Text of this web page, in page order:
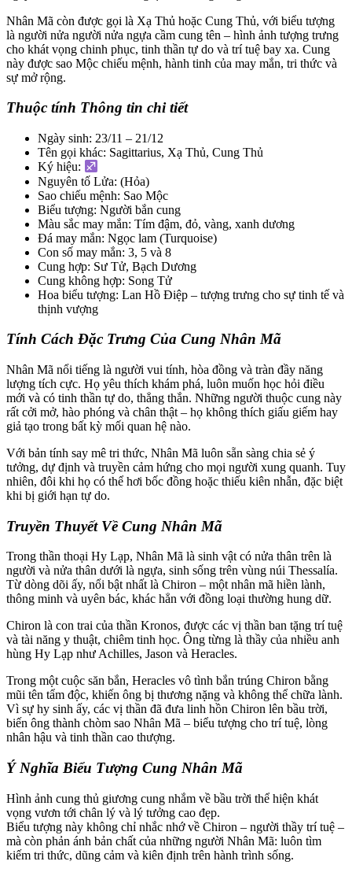
Nhân Mã còn được gọi là Xạ Thủ hoặc Cung Thủ, với biểu tượng
là người nửa người nửa ngựa cầm cung tên – hình ảnh tượng trưng
cho khát vọng chinh phục, tinh thần tự do và trí tuệ bay xa. Cung
này được sao Mộc chiếu mệnh, hành tinh của may mắn, tri thức và
sự mở rộng.
Thuộc tính Thông tin chi tiết
Ngày sinh: 23/11 – 21/12
Tên gọi khác: Sagittarius, Xạ Thủ, Cung Thủ
Ký hiệu:
Nguyên tố Lửa: (Hỏa)
Sao chiếu mệnh: Sao Mộc
Biểu tượng: Người bắn cung
Màu sắc may mắn: Tím đậm, đỏ, vàng, xanh dương
Đá may mắn: Ngọc lam (Turquoise)
Con số may mắn: 3, 5 và 8
Cung hợp: Sư Tử, Bạch Dương
Cung không hợp: Song Tử
Hoa biểu tượng: Lan Hồ Điệp – tượng trưng cho sự tinh tế và
thịnh vượng
Tính Cách Đặc Trưng Của Cung Nhân Mã
Nhân Mã nổi tiếng là người vui tính, hòa đồng và tràn đầy năng
lượng tích cực. Họ yêu thích khám phá, luôn muốn học hỏi điều
mới và có tinh thần tự do, thẳng thắn. Những người thuộc cung này
rất cởi mở, hào phóng và chân thật – họ không thích giấu giếm hay
giả tạo trong bất kỳ mối quan hệ nào.
Với bản tính say mê tri thức, Nhân Mã luôn sẵn sàng chia sẻ ý
tưởng, dự định và truyền cảm hứng cho mọi người xung quanh. Tuy
nhiên, đôi khi họ có thể hơi bốc đồng hoặc thiếu kiên nhẫn, đặc biệt
khi bị giới hạn tự do.
Truyền Thuyết Về Cung Nhân Mã
Trong thần thoại Hy Lạp, Nhân Mã là sinh vật có nửa thân trên là
người và nửa thân dưới là ngựa, sinh sống trên vùng núi Thessalía.
Từ dòng dõi ấy, nổi bật nhất là Chiron – một nhân mã hiền lành,
thông minh và uyên bác, khác hẳn với đồng loại thường hung dữ.
Chiron là con trai của thần Kronos, được các vị thần ban tặng trí tuệ
và tài năng y thuật, chiêm tinh học. Ông từng là thầy của nhiều anh
hùng Hy Lạp như Achilles, Jason và Heracles.
Trong một cuộc săn bắn, Heracles vô tình bắn trúng Chiron bằng
mũi tên tẩm độc, khiến ông bị thương nặng và không thể chữa lành.
Vì sự hy sinh ấy, các vị thần đã đưa linh hồn Chiron lên bầu trời,
biến ông thành chòm sao Nhân Mã – biểu tượng cho trí tuệ, lòng
nhân hậu và tinh thần cao thượng.
Ý Nghĩa Biểu Tượng Cung Nhân Mã
Hình ảnh cung thủ giương cung nhắm về bầu trời thể hiện khát
vọng vươn tới chân lý và lý tưởng cao đẹp.
Biểu tượng này không chỉ nhắc nhớ về Chiron – người thầy trí tuệ –
mà còn phản ánh bản chất của những người Nhân Mã: luôn tìm
kiếm tri thức, dũng cảm và kiên định trên hành trình sống.